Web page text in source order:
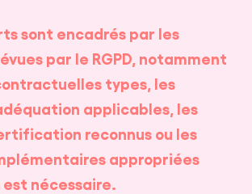
sont encadrés par les
par le RGPD, notamment
types, les
applicables, les
reconnus ou les
appropriées
nécessaire.